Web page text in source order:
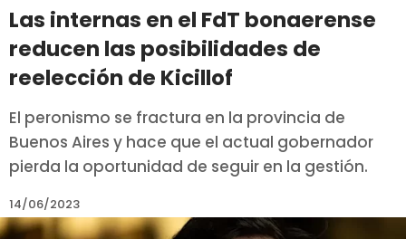
Las internas en el FdT bonaerense
reducen las posibilidades de
reelección de Kicillof
El peronismo se fractura en la provincia de
Buenos Aires y hace que el actual gobernador
pierda la oportunidad de seguir en la gestión.
14/06/2023